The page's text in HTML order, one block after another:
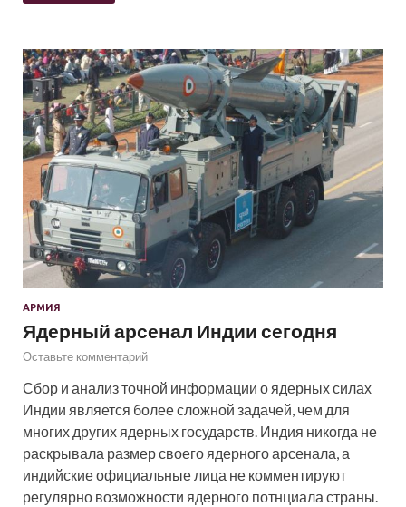
АРМИЯ
Ядерный арсенал Индии сегодня
Оставьте комментарий
Сбор и анализ точной информации о ядерных силах
Индии является более сложной задачей, чем для
многих других ядерных государств. Индия никогда не
раскрывала размер своего ядерного арсенала, а
индийские официальные лица не комментируют
регулярно возможности ядерного потнциала страны.